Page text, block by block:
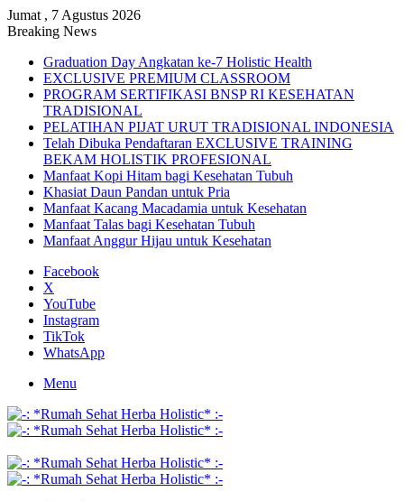
Jumat , 7 Agustus 2026
Breaking News
Graduation Day Angkatan ke-7 Holistic Health
EXCLUSIVE PREMIUM CLASSROOM
PROGRAM SERTIFIKASI BNSP RI KESEHATAN
TRADISIONAL
PELATIHAN PIJAT URUT TRADISIONAL INDONESIA
Telah Dibuka Pendaftaran EXCLUSIVE TRAINING
BEKAM HOLISTIK PROFESIONAL
Manfaat Kopi Hitam bagi Kesehatan Tubuh
Khasiat Daun Pandan untuk Pria
Manfaat Kacang Macadamia untuk Kesehatan
Manfaat Talas bagi Kesehatan Tubuh
Manfaat Anggur Hijau untuk Kesehatan
Facebook
X
YouTube
Instagram
TikTok
WhatsApp
Menu